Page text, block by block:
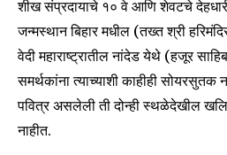
शीख संप्रदायाचे १० वे आणि शेवटचे
जन्मस्थान बिहार मधील (तख्त श्री
वेदी महाराष्ट्रातील नांदेड येथे (हजूर
समर्थकांना त्याच्याशी काहीही सोयरसुतक
पवित्र असलेली ती दोन्ही स्थळेदेखील
नाहीत.